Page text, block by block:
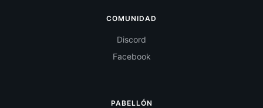
COMUNIDAD
Discord
Facebook
PABELLÓN